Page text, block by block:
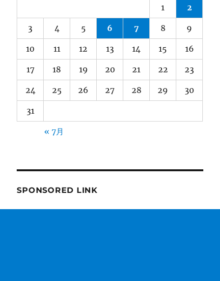
1 2
3 4 5 6 7 8 9
10 11 12 13 14 15 16
17 18 19 20 21 22 23
24 25 26 27 28 29 30
31
« 7月
SPONSORED LINK